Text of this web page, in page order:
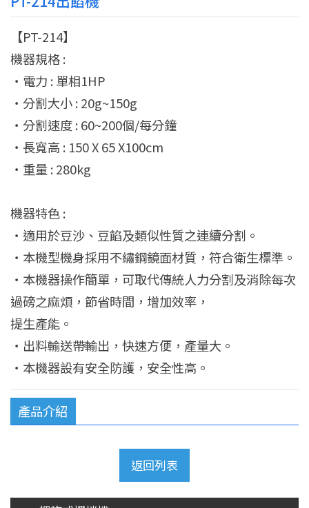
機器規格 :
‧電力 : 單相1HP
‧分割大小 : 20g~150g
‧分割速度 : 60~200個/每分鐘
‧長寬高 : 150 X 65 X100cm
‧重量 : 280kg
‧適用於豆沙、豆餡及類似性質之連續分割。
‧本機型機身採用不繡鋼鏡面材質，符合衛生標準。
‧本機器操作簡單，可取代傳統人力分割及消除每次
過磅之麻煩，節省時間，增加效率，
提生產能。
‧出料輸送帶輸出，快速方便，產量大。
‧本機器設有安全防護，安全性高。
產品介紹
返回列表
螺旋式攪拌機